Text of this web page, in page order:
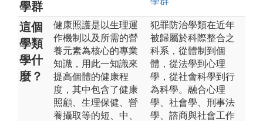
學群
這個
學類
學什
麼？
健康照護是以生理運
作機制以及所需的營
養元素為核心的專業
知識，用此一知識來
提高個體的健康程
度，其中包含了健康
照顧、生理保健、營
養攝取等的短、中、
犯罪防治學類在近年
被歸屬於科際整合之
科系，從體制到個
體，從法學到心理
學，從社會科學到行
為科學。融合心理
學、社會學、刑事法
學、諮商與社會工作